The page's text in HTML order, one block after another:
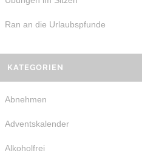
Ran an die Urlaubspfunde
KATEGORIEN
Abnehmen
Adventskalender
Alkoholfrei